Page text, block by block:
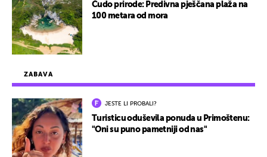
ZABAVA
JESTE LI PROBALI?
Turisticu oduševila ponuda u Primoštenu:
"Oni su puno pametniji od nas"
Čudo prirode: Predivna pješčana plaža na
100 metara od mora